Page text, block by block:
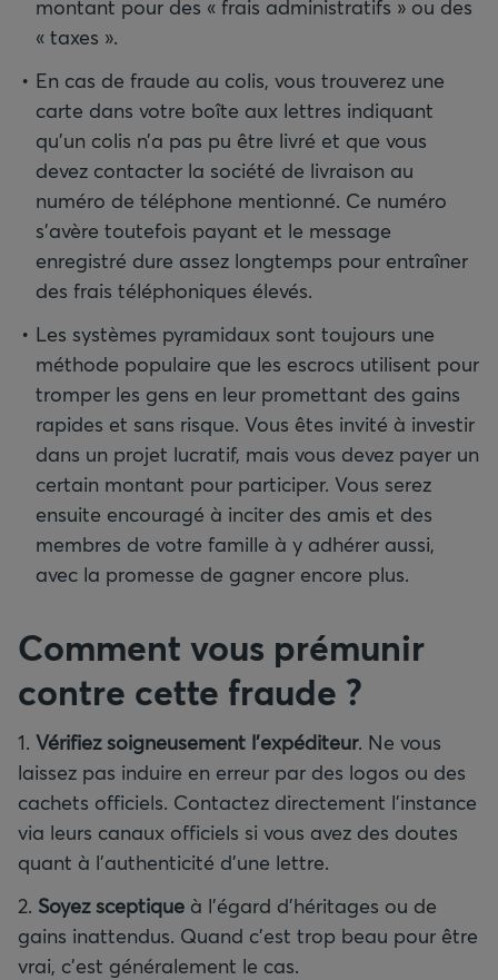
montant pour des « frais administratifs » ou des
« taxes ».
En cas de fraude au colis, vous trouverez une
carte dans votre boîte aux lettres indiquant
qu’un colis n’a pas pu être livré et que vous
devez contacter la société de livraison au
numéro de téléphone mentionné. Ce numéro
s’avère toutefois payant et le message
enregistré dure assez longtemps pour entraîner
des frais téléphoniques élevés.
Les systèmes pyramidaux sont toujours une
méthode populaire que les escrocs utilisent pour
tromper les gens en leur promettant des gains
rapides et sans risque. Vous êtes invité à investir
dans un projet lucratif, mais vous devez payer un
certain montant pour participer. Vous serez
ensuite encouragé à inciter des amis et des
membres de votre famille à y adhérer aussi,
avec la promesse de gagner encore plus.
Comment vous prémunir
contre cette fraude ?
1. Vérifiez soigneusement l’expéditeur. Ne vous
laissez pas induire en erreur par des logos ou des
cachets officiels. Contactez directement l’instance
via leurs canaux officiels si vous avez des doutes
quant à l’authenticité d’une lettre.
2. Soyez sceptique à l’égard d’héritages ou de
gains inattendus. Quand c’est trop beau pour être
vrai, c’est généralement le cas.